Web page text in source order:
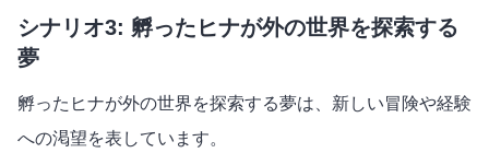
シナリオ3: 孵ったヒナが外の世界を探索する
夢
孵ったヒナが外の世界を探索する夢は、新しい冒険や経験
への渇望を表しています。